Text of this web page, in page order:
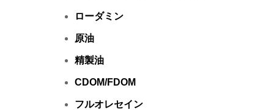
ローダミン
原油
精製油
CDOM/FDOM
フルオレセイン